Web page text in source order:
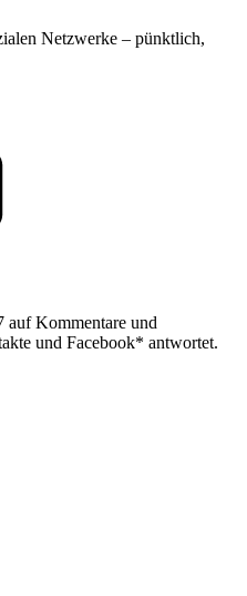
Netzwerke – pünktlich,
auf Kommentare und
und Facebook* antwortet.